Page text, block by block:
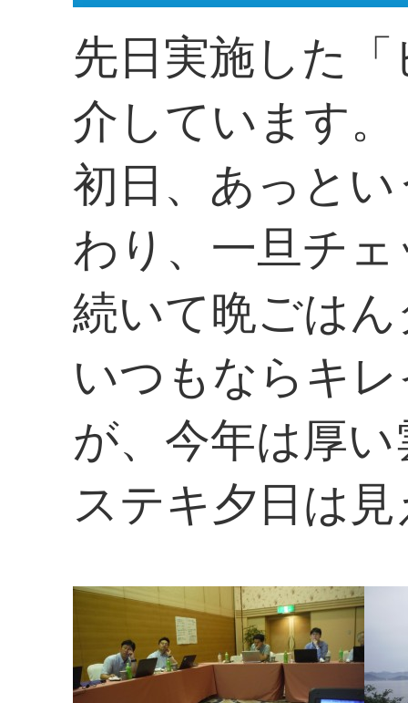
先日実施した
介しています。
初日、あっと
わり、一旦チ
続いて晩ごは
いつもならキ
が、今年は厚
ステキ夕日は